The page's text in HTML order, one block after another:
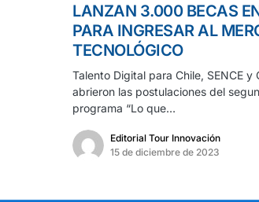
LANZAN 3.000 BECAS
PARA INGRESAR AL
TECNOLÓGICO
Talento Digital para Chile, SENCE y
abrieron las postulaciones del
programa “Lo que…
Editorial Tour Innovación
15 de diciembre de 2023